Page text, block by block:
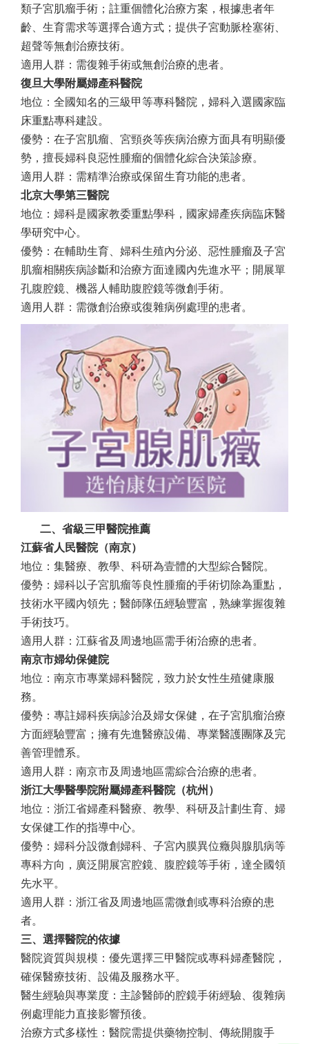
類子宮肌瘤手術；註重個體化治療方案，根據患者年
齡、生育需求等選擇合適方式；提供子宮動脈栓塞術、
超聲等無創治療技術。
適用人群：需復雜手術或無創治療的患者。
復旦大學附屬婦產科醫院
地位：全國知名的三級甲等專科醫院，婦科入選國家臨
床重點專科建設。
優勢：在子宮肌瘤、宮頸炎等疾病治療方面具有明顯優
勢，擅長婦科良惡性腫瘤的個體化綜合決策診療。
適用人群：需精準治療或保留生育功能的患者。
北京大學第三醫院
地位：婦科是國家教委重點學科，國家婦產疾病臨床醫
學研究中心。
優勢：在輔助生育、婦科生殖內分泌、惡性腫瘤及子宮
肌瘤相關疾病診斷和治療方面達國內先進水平；開展單
孔腹腔鏡、機器人輔助腹腔鏡等微創手術。
適用人群：需微創治療或復雜病例處理的患者。
二、省級三甲醫院推薦
江蘇省人民醫院（南京）
地位：集醫療、教學、科研為壹體的大型綜合醫院。
優勢：婦科以子宮肌瘤等良性腫瘤的手術切除為重點，
技術水平國內領先；醫師隊伍經驗豐富，熟練掌握復雜
手術技巧。
適用人群：江蘇省及周邊地區需手術治療的患者。
南京市婦幼保健院
地位：南京市專業婦科醫院，致力於女性生殖健康服
務。
優勢：專註婦科疾病診治及婦女保健，在子宮肌瘤治療
方面經驗豐富；擁有先進醫療設備、專業醫護團隊及完
善管理體系。
適用人群：南京市及周邊地區需綜合治療的患者。
浙江大學醫學院附屬婦產科醫院（杭州）
地位：浙江省婦產科醫療、教學、科研及計劃生育、婦
女保健工作的指導中心。
優勢：婦科分設微創婦科、子宮內膜異位癥與腺肌病等
專科方向，廣泛開展宮腔鏡、腹腔鏡等手術，達全國領
先水平。
適用人群：浙江省及周邊地區需微創或專科治療的患
者。
三、選擇醫院的依據
醫院資質與規模：優先選擇三甲醫院或專科婦產醫院，
確保醫療技術、設備及服務水平。
醫生經驗與專業度：主診醫師的腔鏡手術經驗、復雜病
例處理能力直接影響預後。
治療方式多樣性：醫院需提供藥物控制、傳統開腹手